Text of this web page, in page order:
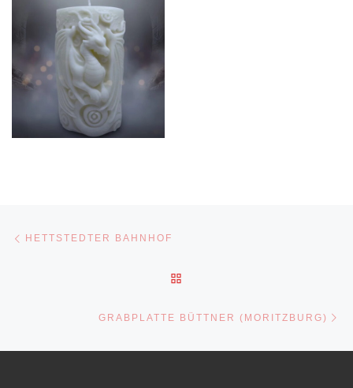
Beitragsnavigation
HETTSTEDTER BAHNHOF
GRABPLATTE BÜTTNER (MORITZBURG)